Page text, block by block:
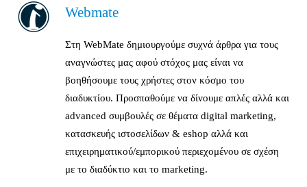
Webmate
Στη WebMate δημιουργούμε συχνά άρθρα για τους
αναγνώστες μας αφού στόχος μας είναι να
βοηθήσουμε τους χρήστες στον κόσμο του
διαδυκτίου. Προσπαθούμε να δίνουμε απλές αλλά και
advanced συμβουλές σε θέματα digital marketing,
κατασκευής ιστοσελίδων & eshop αλλά και
επιχειρηματικού/εμπορικού περιεχομένου σε σχέση
με το διαδύκτιο και το marketing.